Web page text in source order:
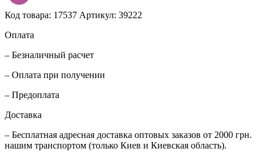
Код товара: 17537 Артикул: 39222
Оплата
– Безналичный расчет
– Оплата при получении
– Предоплата
Доставка
– Бесплатная адресная доставка оптовых заказов от 2000 грн.
нашим транспортом (только Киев и Киевская область).